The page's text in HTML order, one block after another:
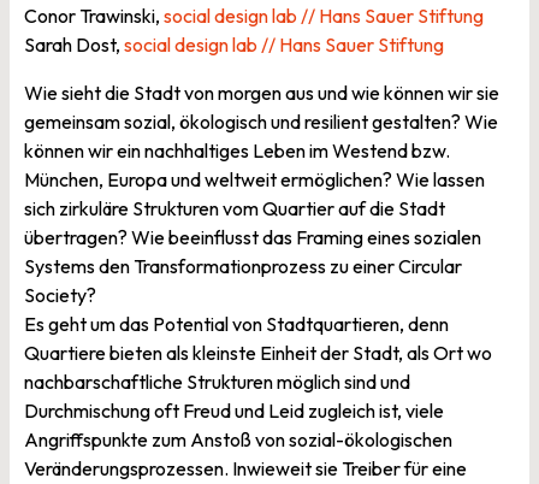
Conor Trawinski, social design lab // Hans Sauer Stiftung
Sarah Dost, social design lab // Hans Sauer Stiftung
Wie sieht die Stadt von morgen aus und wie können wir sie
gemeinsam sozial, ökologisch und resilient gestalten? Wie
können wir ein nachhaltiges Leben im Westend bzw.
München, Europa und weltweit ermöglichen? Wie lassen
sich zirkuläre Strukturen vom Quartier auf die Stadt
übertragen? Wie beeinflusst das Framing eines sozialen
Systems den Transformationprozess zu einer Circular
Society?
Es geht um das Potential von Stadtquartieren, denn
Quartiere bieten als kleinste Einheit der Stadt, als Ort wo
nachbarschaftliche Strukturen möglich sind und
Durchmischung oft Freud und Leid zugleich ist, viele
Angriffspunkte zum Anstoß von sozial-ökologischen
Veränderungsprozessen. Inwieweit sie Treiber für eine